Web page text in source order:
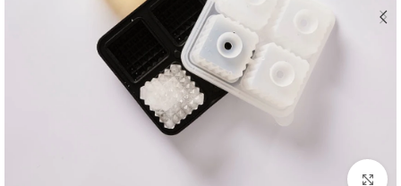
לחצו להגדלה